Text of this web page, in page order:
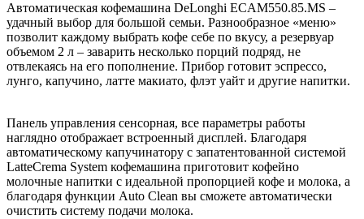
Автоматическая кофемашина DeLonghi ECAM550.85.MS –
удачный выбор для большой семьи. Разнообразное «меню»
позволит каждому выбрать кофе себе по вкусу, а резервуар
объемом 2 л – заварить несколько порций подряд, не
отвлекаясь на его пополнение. Прибор готовит эспрессо,
лунго, капучино, латте макиато, флэт уайт и другие напитки.
Панель управления сенсорная, все параметры работы
наглядно отображает встроенный дисплей. Благодаря
автоматическому капучинатору с запатентованной системой
LatteCrema System кофемашина приготовит кофейно
молочные напитки с идеальной пропорцией кофе и молока, а
благодаря функции Auto Clean вы сможете автоматически
очистить систему подачи молока.